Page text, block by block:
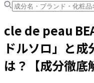
cle de peau
ドルソロ 」と
は？【成分徹底